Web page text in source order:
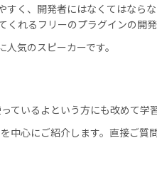
く、開発者にはなくてはなら
れるフリーのプラグインの開発
気のスピーカーです。
ているよという方にも改めて学
中心にご紹介します。直接ご質